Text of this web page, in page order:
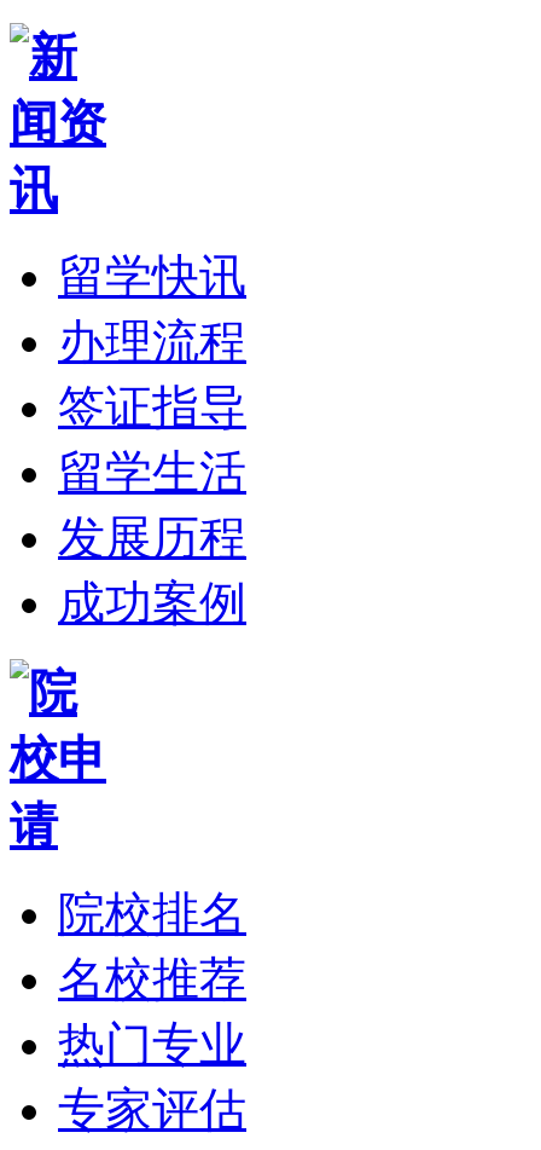
留学快讯
办理流程
签证指导
留学生活
发展历程
成功案例
院校排名
名校推荐
热门专业
专家评估